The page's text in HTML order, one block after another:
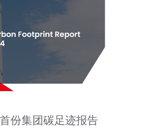
份集团碳足迹报告